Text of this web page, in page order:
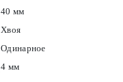
40 мм
Хвоя
Одинарное
4 мм